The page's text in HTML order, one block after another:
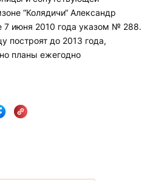
“Колядичи“ Александр
7 июня 2010 года указом № 288.
построят до 2013 года,
планы ежегодно